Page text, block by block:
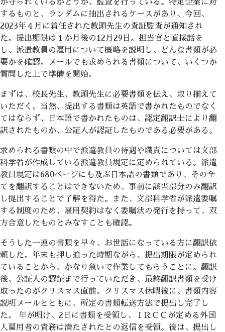
が守られているかどうか、監査を行っている。特定企業に対
するものと、ランダムに抽出されるケースがあり、今回、
2023年４月に着任された教頭先生の査証監査が通知され
た。提出期限は１か月後の12月29日。担当官と直接話を
し、派遣教員の雇用について概略を説明し、どんな書類が必
要かを確認。メールでも求められる書類について、いくつか
質問した上で準備を開始。
まずは、校長先生、教頭先生に必要書類を伝え、取り揃えて
いただく。当然、提出する書類は英語で書かれたものでなく
てはならず、日本語で書かれたものは、認定翻訳士により翻
訳されたものか、公証人が認証したものである必要がある。
求められる書類の中で派遣教員の待遇や職責については文部
科学省が作成している派遣教員規定に定められている。派遣
教員規定は680ページにも及ぶ日本語の書類であり、その全
てを翻訳することはできないため、事前に該当部分のみ翻訳
し提出することで了解を得た。また、文部科学省が派遣委嘱
する制度のため、雇用契約はなく委嘱状の発行を持って、双
方合意したものとみなすことも確認。
そうした一連の書類を早々、お世話になっている方に翻訳依
頼した。年末も押し迫った時期ながら、提出期限が定められ
ていることから、かなり急いで作業してもらうことに。翻訳
後、公証人の認証まで行っていただき、最終翻訳書類を受け
取ったのがクリスマス直前。クリスマス休暇後に、書類内容
説明メールとともに、所定の書類転送方法で提出し完了し
た。 年が明け、2日に書類を受領し、ＩＲＣＣが定める外国
人雇用者の責務は満たされたとの返信を受領。後は、提出し